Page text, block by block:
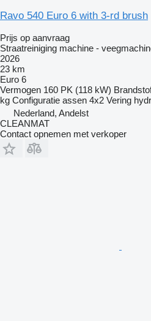
Ravo 540 Euro 6 with 3-rd brush
Prijs op aanvraag
Straatreiniging machine -
2026
23 km
Euro 6
Vermogen 160 PK (118 kW)
kg Configuratie assen 4x2 Vering
Nederland, Andelst
CLEANMAT
Contact opnemen met verkoper